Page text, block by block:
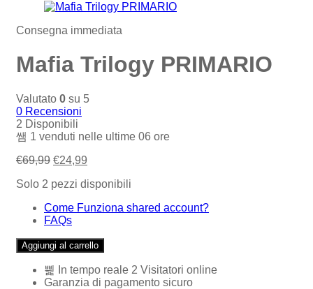
originale
€29,99.
attuale
€7,99.
Consegna immediata
Mafia Trilogy PRIMARIO
Valutato 0 su 5
0 Recensioni
2 Disponibili
1 venduti nelle ultime 06 ore
€69,99 Il
originale
€69,99.
€24,99
attuale
€24,99.
Solo 2 pezzi disponibili
Come Funziona shared account?
FAQs
Aggiungi al carrello
In tempo reale 2 Visitatori online
Garanzia di pagamento sicuro